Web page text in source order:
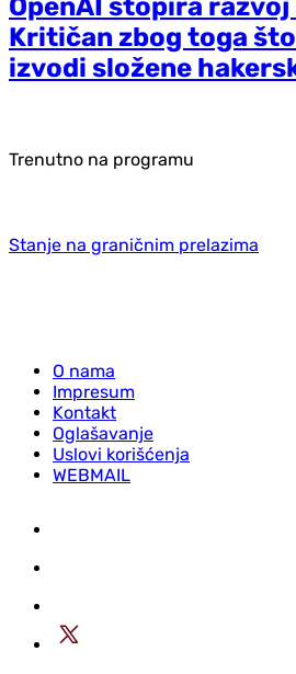
OpenAI stopira
Kritičan zbog toga što
izvodi složene
Trenutno na programu
Stanje na graničnim prelazima
O nama
Impresum
Kontakt
Oglašavanje
Uslovi korišćenja
WEBMAIL